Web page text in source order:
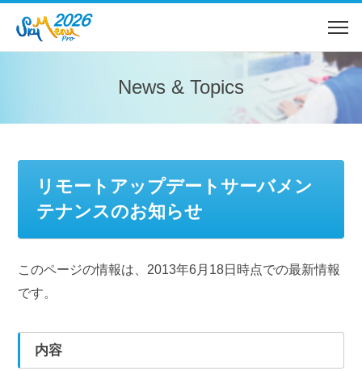
News & Topics
リモートアップデートサーバメン
テナンスのお知らせ
このページの情報は、2013年6月18日時点での最新情報
です。
内容